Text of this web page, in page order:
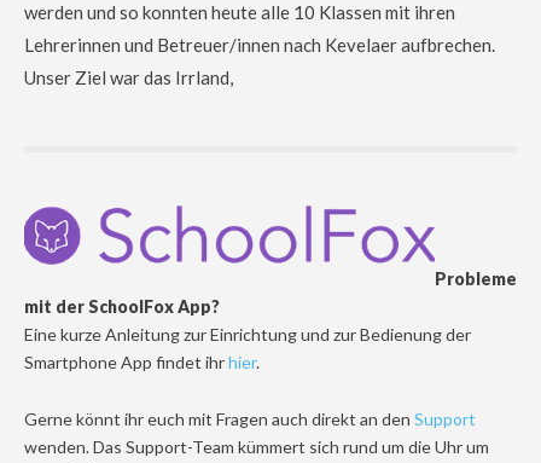
werden und so konnten heute alle 10 Klassen mit ihren
Lehrerinnen und Betreuer/innen nach Kevelaer aufbrechen.
Unser Ziel war das Irrland,
Probleme
mit der SchoolFox App?
Eine kurze Anleitung zur Einrichtung und zur Bedienung der
Smartphone App findet ihrhier.
Gerne könnt ihr euch mit Fragen auch direkt an den Support
wenden. Das Support-Team kümmert sich rund um die Uhr um